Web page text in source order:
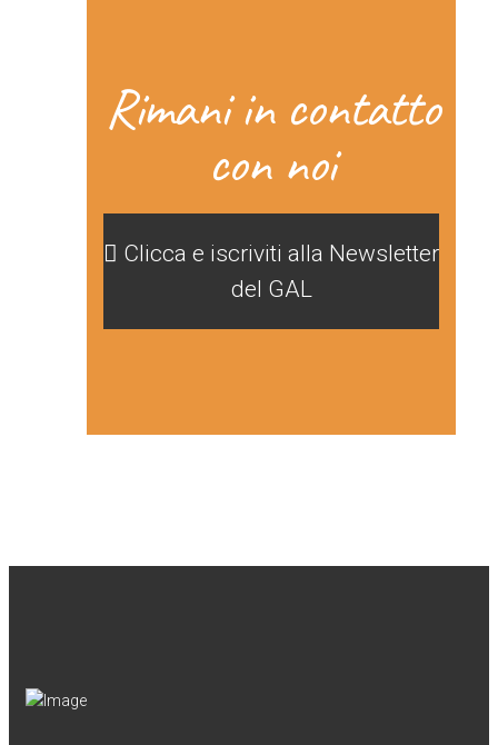
Rimani in contatto
con noi
Clicca e iscriviti alla Newsletter
del GAL